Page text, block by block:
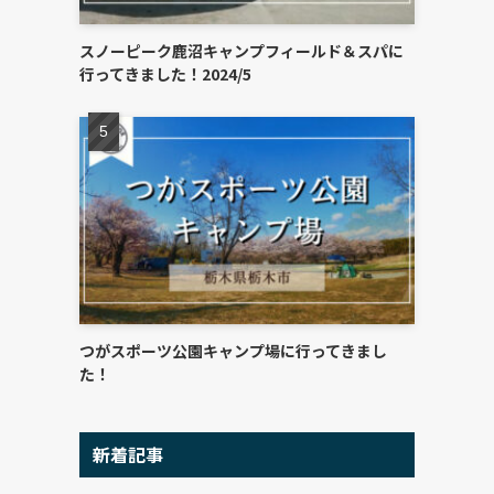
スノーピーク鹿沼キャンプフィールド＆スパに
行ってきました！2024/5
つがスポーツ公園キャンプ場に行ってきまし
た！
新着記事